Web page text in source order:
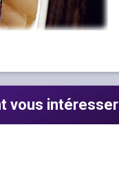
vous intéresser